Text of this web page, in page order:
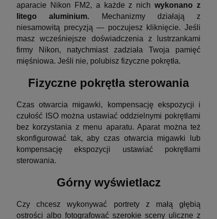
aparacie Nikon FM2, a każde z nichwykonano z
litego aluminium. Mechanizmy działają z
niesamowitą precyzją — poczujesz kliknięcie. Jeśli
masz wcześniejsze doświadczenia z lustrzankami
firmy Nikon, natychmiast zadziała Twoja pamięć
mięśniowa. Jeśli nie, polubisz fizyczne pokrętła.
Fizyczne pokrętła sterowania
Czas otwarcia migawki, kompensację ekspozycji i
czułość ISO można ustawiać oddzielnymi pokrętłami
bez korzystania z menu aparatu. Aparat można też
skonfigurować tak, aby czas otwarcia migawki lub
kompensację ekspozycji ustawiać pokrętłami
sterowania.
Górny wyświetlacz
Czy chcesz wykonywać portrety z małą głębią
ostrości albo fotografować szerokie sceny uliczne z